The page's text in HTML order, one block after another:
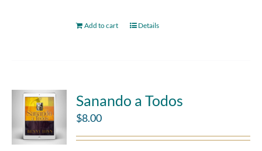
Add to cart Details
Sanando a Todos
$8.00